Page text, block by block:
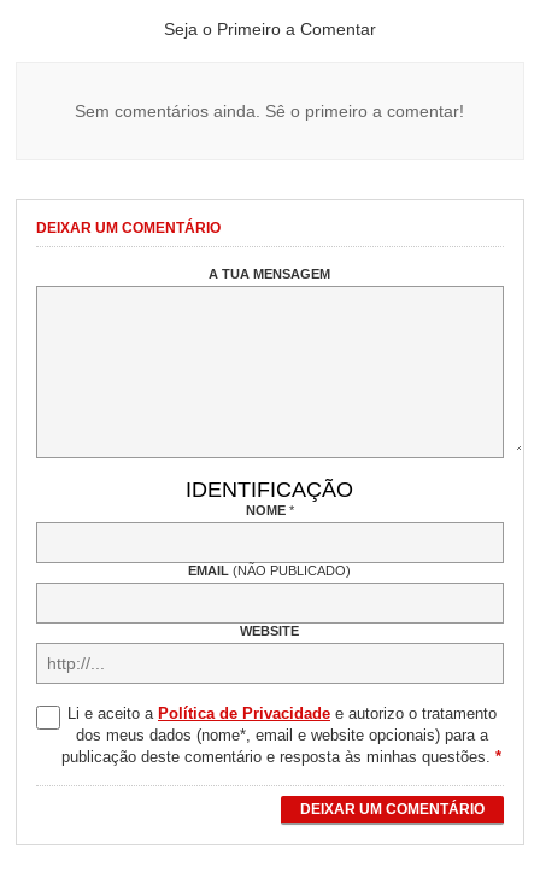
Seja o Primeiro a Comentar
Sem comentários ainda. Sê o primeiro a comentar!
DEIXAR UM COMENTÁRIO
A TUA MENSAGEM
IDENTIFICAÇÃO
NOME *
EMAIL(NÃO PUBLICADO)
WEBSITE
Li e aceito a Política de Privacidadee autorizo o tratamento
dos meus dados (nome*, email e website opcionais) para a
publicação deste comentário e resposta às minhas questões.*
DEIXAR UM COMENTÁRIO